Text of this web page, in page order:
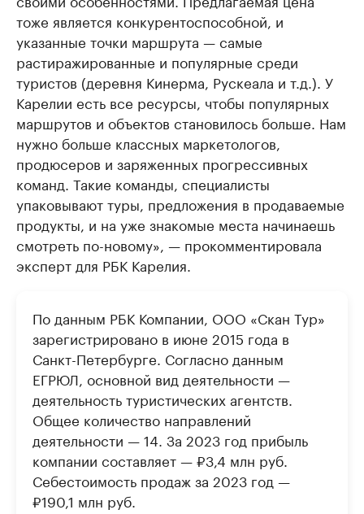
тоже является конкурентоспособной, и
указанные точки маршрута — самые
растиражированные и популярные среди
туристов (деревня Кинерма, Рускеала и т.д.). У
Карелии есть все ресурсы, чтобы популярных
маршрутов и объектов становилось больше. Нам
нужно больше классных маркетологов,
продюсеров и заряженных прогрессивных
команд. Такие команды, специалисты
упаковывают туры, предложения в продаваемые
продукты, и на уже знакомые места начинаешь
смотреть по-новому», — прокомментировала
эксперт для РБК Карелия.
По данным РБК Компании, ООО «Скан Тур»
зарегистрировано в июне 2015 года в
Санкт-Петербурге. Согласно данным
ЕГРЮЛ, основной вид деятельности —
деятельность туристических агентств.
Общее количество направлений
деятельности — 14. За 2023 год прибыль
компании составляет — ₽3,4 млн руб.
Себестоимость продаж за 2023 год —
₽190,1 млн руб.